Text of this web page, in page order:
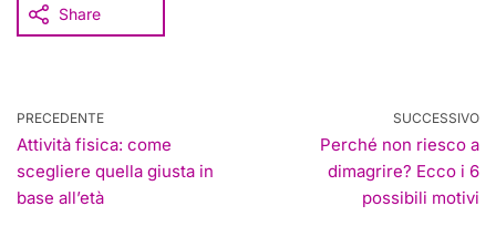
Share
PRECEDENTE
Attività fisica: come
scegliere quella giusta in
base all’età
SUCCESSIVO
Perché non riesco a
dimagrire? Ecco i 6
possibili motivi